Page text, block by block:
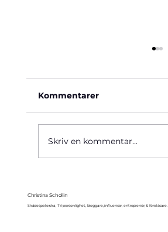
Kommentarer
Skriv en kommentar...
Christina Schollin
Skådespelerska, TV-personlighet, bloggare, influencer, entreprenör, & föreläsare.